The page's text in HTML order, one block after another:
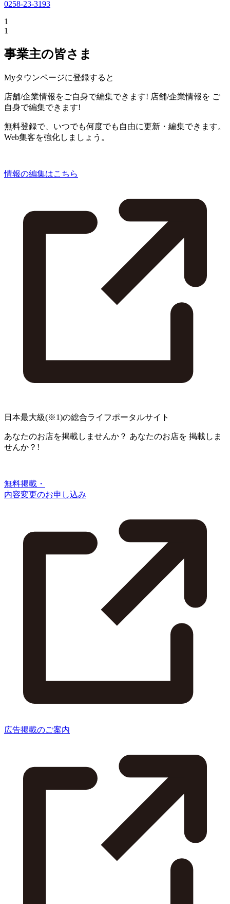
0258-23-3193
1
1
事業主の皆さま
Myタウンページに登録すると
店舗/企業情報をご自身で編集できます! 店舗/企業情報を ご
自身で編集できます!
無料登録で、いつでも何度でも自由に更新・編集できます。
Web集客を強化しましょう。
情報の編集はこちら
日本最大級(※1)の総合ライフポータルサイト
あなたのお店を掲載しませんか？ あなたのお店を 掲載しま
せんか？!
無料掲載・
内容変更のお申し込み
広告掲載のご案内